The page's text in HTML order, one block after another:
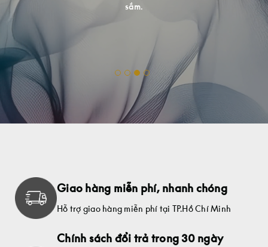
sắm.
Giao hàng miễn phí, nhanh chóng
Hỗ trợ giao hàng miễn phí tại TP.Hồ Chí Minh
Chính sách đổi trả trong 30 ngày